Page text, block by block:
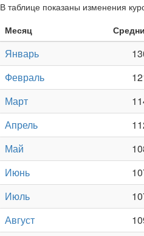
В таблице показаны изменения
Месяц
Январь
Февраль
Март
Апрель
Май
Июнь
Июль
Август